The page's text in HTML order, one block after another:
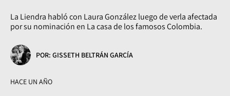
La Liendra habló con Laura González luego de verla afectada
por su nominación en La casa de los famosos Colombia.
POR: GISSETH BELTRÁN GARCÍA
HACE UN AÑO